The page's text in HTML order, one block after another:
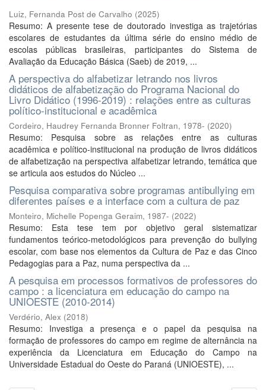
Luiz, Fernanda Post de Carvalho (2025)
Resumo: A presente tese de doutorado investiga as trajetórias
escolares de estudantes da última série do ensino médio de
escolas públicas brasileiras, participantes do Sistema de
Avaliação da Educação Básica (Saeb) de 2019, ...
A perspectiva do alfabetizar letrando nos livros
didáticos de alfabetização do Programa Nacional do
Livro Didático (1996-2019) : relações entre as culturas
político-institucional e acadêmica
Cordeiro, Haudrey Fernanda Bronner Foltran, 1978- (2020)
Resumo: Pesquisa sobre as relações entre as culturas
acadêmica e político-institucional na produção de livros didáticos
de alfabetização na perspectiva alfabetizar letrando, temática que
se articula aos estudos do Núcleo ...
Pesquisa comparativa sobre programas antibullying em
diferentes países e a interface com a cultura de paz
Monteiro, Michelle Popenga Geraim, 1987- (2022)
Resumo: Esta tese tem por objetivo geral sistematizar
fundamentos teórico-metodológicos para prevenção do bullying
escolar, com base nos elementos da Cultura de Paz e das Cinco
Pedagogias para a Paz, numa perspectiva da ...
A pesquisa em processos formativos de professores do
campo : a licenciatura em educação do campo na
UNIOESTE (2010-2014)
Verdério, Alex (2018)
Resumo: Investiga a presença e o papel da pesquisa na
formação de professores do campo em regime de alternância na
experiência da Licenciatura em Educação do Campo na
Universidade Estadual do Oeste do Paraná (UNIOESTE), ...